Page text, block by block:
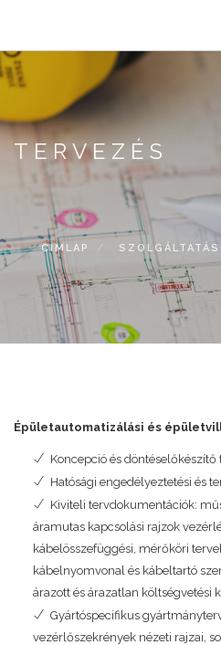
tartalomra
TERVEZÉS
CÍMLAP
Épületautomatizálási és
Koncepció és
Hatósági engedélyeztetési és
Kiviteli tervdokumentációk:
áramutas kapcsolási rajzok
kábelösszefüggési, mérőköri
kábelnyomvonal és kábeltartó
árazott és árazatlan költségvetési
Gyártóspecifikus
vezérlőszekrények nézeti rajzai,